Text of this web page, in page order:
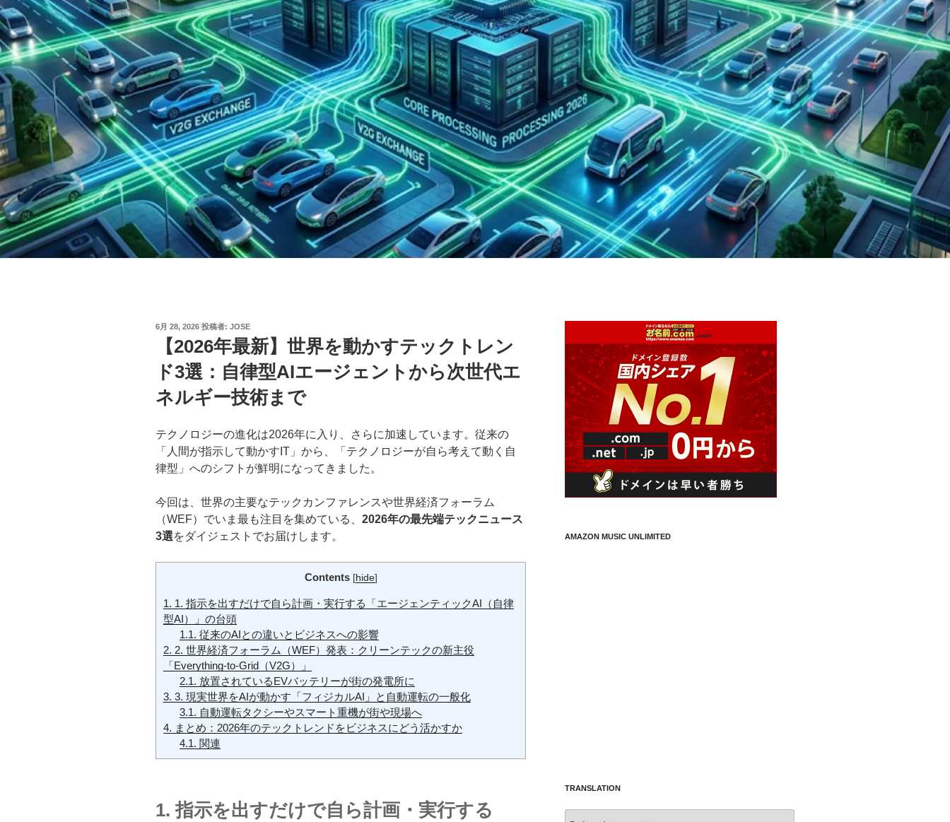
投
6月 28, 2026 投稿者: JOSE
【2026年最新】世界を動かすテックトレン
ド3選：自律型AIエージェントから次世代エ
ネルギー技術まで
テクノロジーの進化は2026年に入り、さらに加速しています。従来の
「人間が指示して動かすIT」から、「テクノロジーが自ら考えて動く自
律型」へのシフトが鮮明になってきました。
今回は、世界の主要なテックカンファレンスや世界経済フォーラム
（WEF）でいま最も注目を集めている、 2026年の最先端テックニュース
3選をダイジェストでお届けします。
Contents [hide]
1. 1. 指示を出すだけで自ら計画・実行する「エージェンティックAI（自律
型AI）」の台頭
1.1. 従来のAIとの違いとビジネスへの影響
2. 2. 世界経済フォーラム（WEF）発表：クリーンテックの新主役
「Everything-to-Grid（V2G）」
2.1. 放置されているEVバッテリーが街の発電所に
3. 3. 現実世界をAIが動かす「フィジカルAI」と自動運転の一般化
3.1. 自動運転タクシーやスマート重機が街や現場へ
4. まとめ：2026年のテックトレンドをビジネスにどう活かすか
4.1. 関連
1. 指示を出すだけで自ら計画・実行する
AMAZON MUSIC UNLIMITED
TRANSLATION